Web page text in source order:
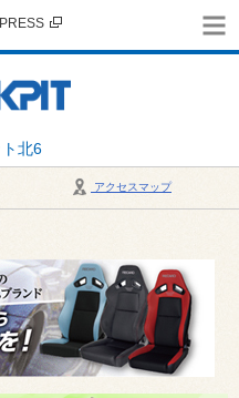
北6
アクセスマップ